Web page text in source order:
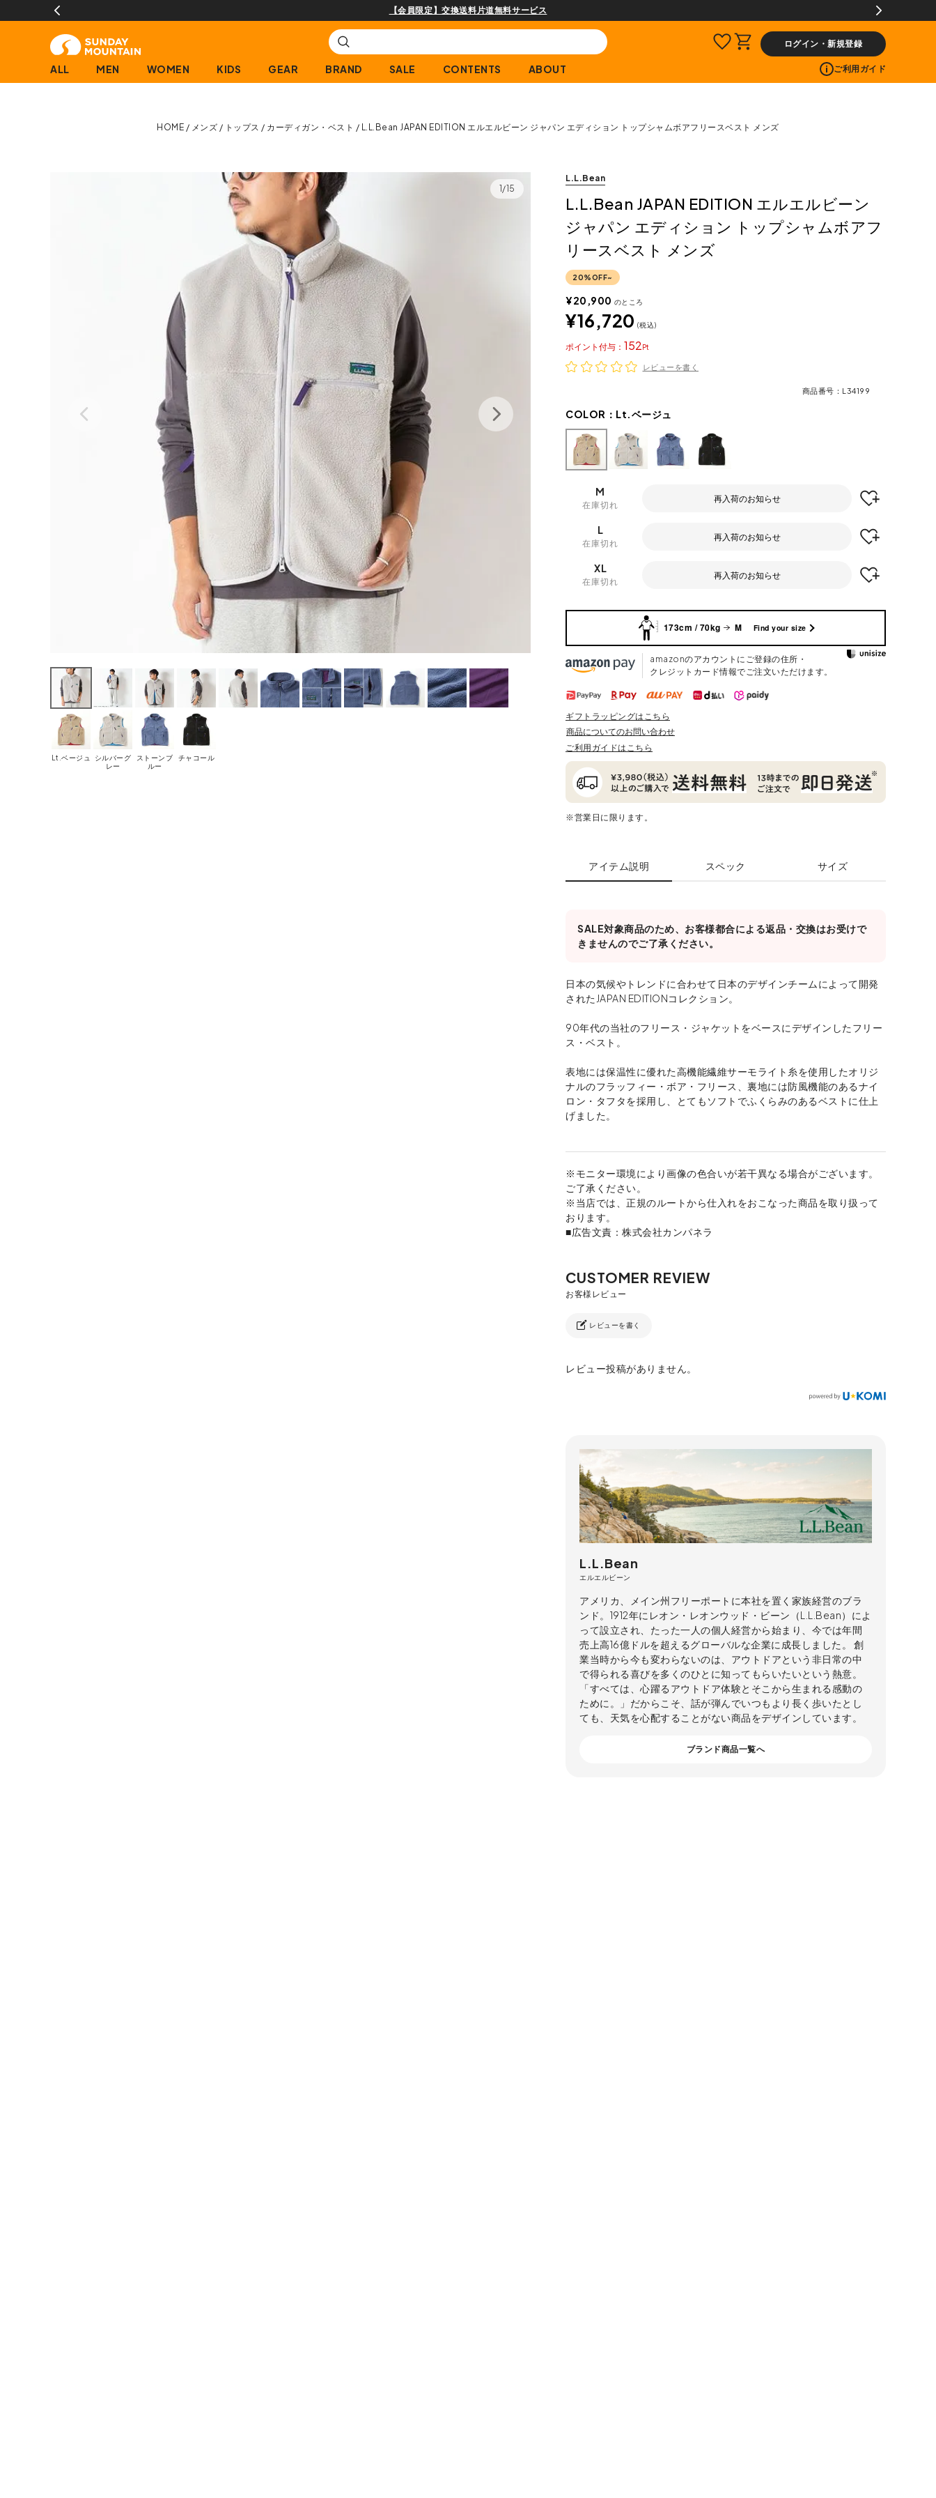
購入商品[¥2,000(税込)以上]のレビュー投稿で300ptプレゼント!
ログイン・新規登録
ALL MEN WOMEN KIDS GEAR BRAND SALE CONTENTS ABOUT ご利用ガイド
HOME メンズ トップス カーディガン・ベスト L.L.Bean JAPAN EDITION エルエルビーン ジャパン エディション トップシャムボアフリースベスト メンズ
1/15
Lt.ベージュ
シルバーグ
レー
ストーンブ
ルー
チャコール
L.L.Bean
L.L.Bean JAPAN EDITION エルエルビーン
ジャパン エディション トップシャムボアフ
リースベスト メンズ
20%OFF~
¥20,900 のところ
¥16,720 税込
152
ポイント
レビューを書く
商品番号 L34199
COLOR： Lt.ベージュ
M
在庫切れ
再入荷のお知らせ
L
在庫切れ
再入荷のお知らせ
XL
在庫切れ
再入荷のお知らせ
173cm / 70kg M Find your size
amazonのアカウントにご登録の住所・
クレジットカード情報でご注文いただけます。
ギフトラッピングはこちら
商品についてのお問い合わせ
ご利用ガイドはこちら
※営業日に限ります。
アイテム説明 スペック サイズ
SALE対象商品のため、お客様都合による返品・交換はお受けで
きませんのでご了承ください。
日本の気候やトレンドに合わせて日本のデザインチームによって開発
されたJAPAN EDITIONコレクション。
90年代の当社のフリース・ジャケットをベースにデザインしたフリー
ス・ベスト。
表地には保温性に優れた高機能繊維サーモライト糸を使用したオリジ
ナルのフラッフィー・ボア・フリース、裏地には防風機能のあるナイ
ロン・タフタを採用し、とてもソフトでふくらみのあるベストに仕上
げました。
※モニター環境により画像の色合いが若干異なる場合がございます。
ご了承ください。
※当店では、正規のルートから仕入れをおこなった商品を取り扱って
おります。
■広告文責：株式会社カンパネラ
レビューを書く
レビュー投稿がありません。
L.L.Bean
エルエルビーン
アメリカ、メイン州フリーポートに本社を置く家族経営のブラ
ンド。1912年にレオン・レオンウッド・ビーン（L.L.Bean）によ
って設立され、たった一人の個人経営から始まり、今では年間
売上高16億ドルを超えるグローバルな企業に成長しました。 創
業当時から今も変わらないのは、アウトドアという非日常の中
で得られる喜びを多くのひとに知ってもらいたいという熱意。
「すべては、心躍るアウトドア体験とそこから生まれる感動の
ために。」だからこそ、話が弾んでいつもより長く歩いたとし
ても、天気を心配することがない商品をデザインしています。
ブランド商品一覧へ